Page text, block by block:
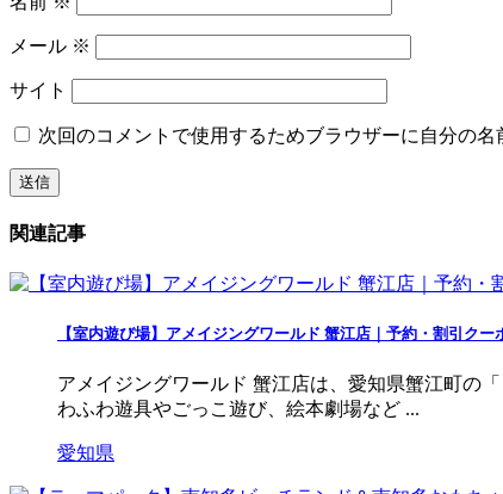
メール ※
サイト
次回のコメントで使用するためブラウザーに自分の名
関連記事
【室内遊び場】アメイジングワールド 蟹江店｜予約・割引クー
アメイジングワールド 蟹江店は、愛知県蟹江町の
わふわ遊具やごっこ遊び、絵本劇場など ...
愛知県